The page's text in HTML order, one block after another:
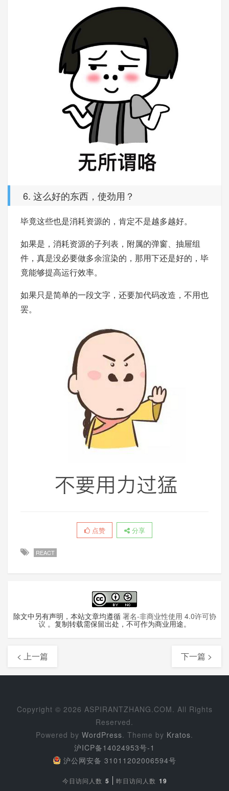
6. 这么好的东西，使劲用？
毕竟这些也是消耗资源的，肯定不是越多越好。
如果是，消耗资源的子列表，附属的弹窗、抽屉组
件，真是没必要做多余渲染的，那用下还是好的，毕
竟能够提高运行效率。
如果只是简单的一段文字，还要加代码改造，不用也
罢。
点赞 分享
REACT
除文中另有声明，本站文章均遵循 署名-非商业性使用 4.0许可协
议。复制转载需保留出处，不可作为商业用途。
< 上一篇 下一篇 >
Copyright © 2026 ASPIRANTZHANG.COM. All Rights
Reserved.
Powered by WordPress . Theme by Kratos
沪ICP备14024953号-1
沪公网安备 31011202006594号
今日访问人数 5 昨日访问人数 19